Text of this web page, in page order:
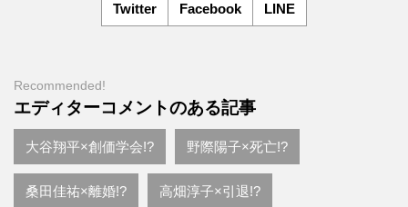
Twitter Facebook LINE
Recommended!
エディターコメントのある記事
大谷翔平×創価学会!? 野際陽子×死亡!?
桑田佳祐×離婚!? 高畑淳子×引退!?